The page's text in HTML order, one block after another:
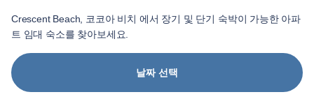
Crescent Beach, 코코아 비치 에서 장기 및 단기 숙박이 가능한 아파
트 임대 숙소를 찾아보세요.
날짜 선택